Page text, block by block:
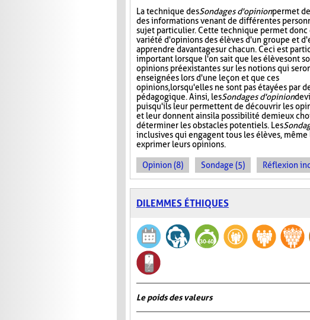
La technique desSondages d'opinionpermet
des informations venant de différentes
sujet particulier. Cette technique permet donc
variété d'opinions des élèves d'un groupe et
apprendre davantage sur chacun. Ceci est
important lorsque l'on sait que les élèves ont
opinions préexistantes sur les notions qui
enseignées lors d'une leçon et que ces
opinions, lorsqu'elles ne sont pas étayées par
pédagogique. Ainsi, lesSondages d'opinion
puisqu'ils leur permettent de découvrir les
et leur donnent ainsi la possibilité de mieux
déterminer les obstacles potentiels. Les
inclusives qui engagent tous les élèves,
exprimer leurs opinions.
Opinion (8) Sondage (5) Réflexion
DILEMMES ÉTHIQUES
Le poids des valeurs